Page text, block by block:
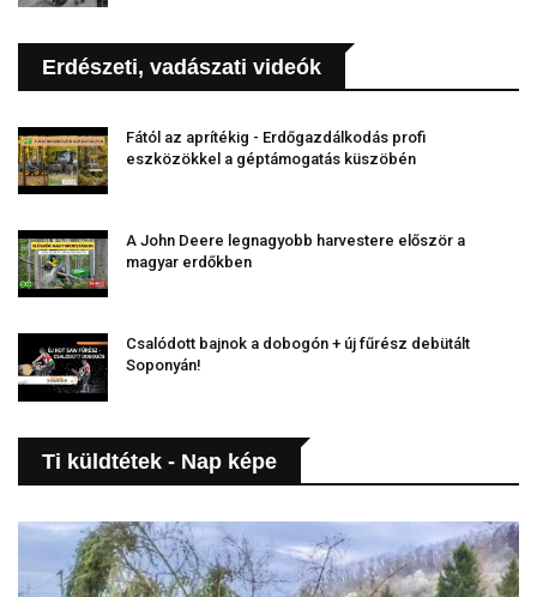
Erdészeti, vadászati videók
Fától az aprítékig - Erdőgazdálkodás profi
eszközökkel a géptámogatás küszöbén
A John Deere legnagyobb harvestere először a
magyar erdőkben
Csalódott bajnok a dobogón + új fűrész debütált
Soponyán!
Ti küldtétek - Nap képe